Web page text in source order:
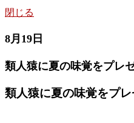
閉じる
8月19日
類人猿に夏の味覚をプレ
類人猿に夏の味覚をプレ